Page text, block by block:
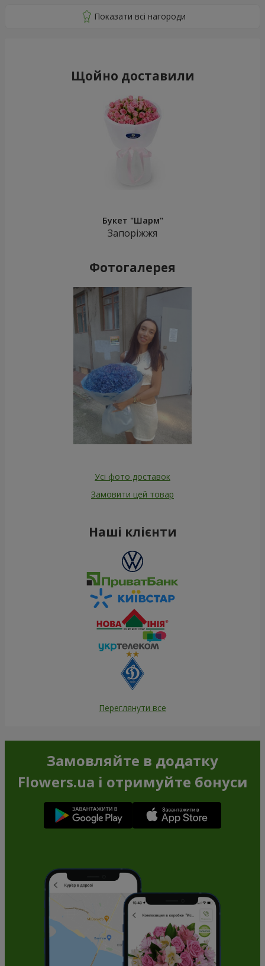
Щойно доставили
Букет "Шарм"
Запоріжжя
Фотогалерея
Усі фото доставок
Замовити цей товар
Наші клієнти
Переглянути все
Замовляйте в додатку
Flowers.ua і отримуйте бонуси